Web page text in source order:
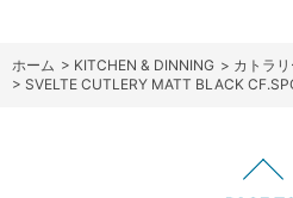
ホーム > KITCHEN & DINNING > カトラリ
> SVELTE CUTLERY MATT BLACK